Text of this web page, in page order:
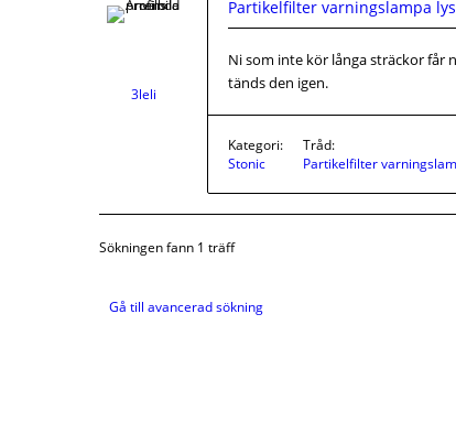
3leli
Partikelfilter varningslampa
Ni som inte kör långa sträckor får
tänds den igen.
Kategori:
Stonic
Tråd:
Partikelfilter
Sökningen fann 1 träff
Gå till avancerad sökning